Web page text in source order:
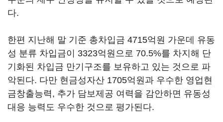
다.
한편 지난해 말 기준 총차입금 4715억원 가운데 유동
성 분류 차입금이 3323억원으로 70.5%를 차지해 단
기화된 차입금 만기구조를 보유하고 있는 것으로 파
악된다. 다만 현금성자산 1705억원과 우수한 영업현
금창출능력, 추가 담보제공 여력을 감안하면 유동성
대응 능력도 우수한 것으로 평가된다.